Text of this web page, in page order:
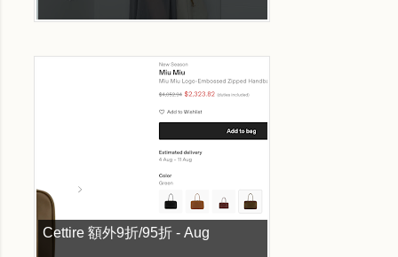
Cettire 額外9折/95折 - Aug